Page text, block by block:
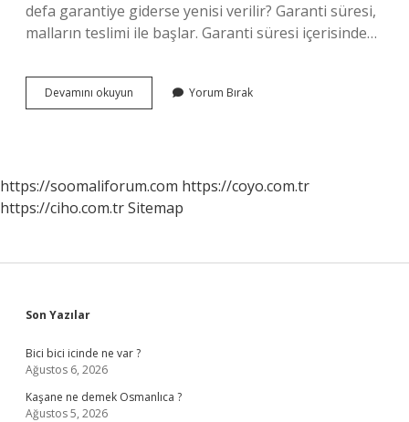
defa garantiye giderse yenisi verilir? Garanti süresi,
malların teslimi ile başlar. Garanti süresi içerisinde…
Devamını okuyun
Ürün
Yorum Bırak
https://soomaliforum.com https://coyo.com.tr
https://ciho.com.trSitemap
Sidebar
Son Yazılar
Bici bici icinde ne var ?
Ağustos 6, 2026
Kaşane ne demek Osmanlıca ?
Ağustos 5, 2026